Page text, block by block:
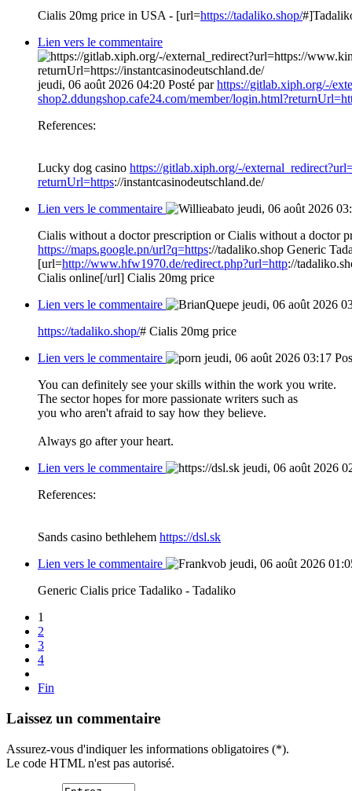
Cialis 20mg price in USA - [url=https://tadaliko.shop/
Lien vers le commentaire
jeudi, 06 août 2026 04:20 Posté parhttps://gitlab.xiph.org/-/
shop2.ddungshop.cafe24.com/member/
References:
Lucky dog casino https://gitlab.xiph.org/-/
returnUrl=https://instantcasinodeutschland.de/
Lien vers le commentaire
jeudi, 06 août 2026
Cialis without a doctor prescription or Cialis without a doctor
https://maps.google.pn/url?q=https://tadaliko.shop Generic
[url=http://www.hfw1970.de/redirect.php?url=http://
Cialis online[/url] Cialis 20mg price
Lien vers le commentaire
jeudi, 06 août 2026
https://tadaliko.shop/# Cialis 20mg price
Lien vers le commentaire
jeudi, 06 août 2026 03:17
You can definitely see your skills within the work you write.
The sector hopes for more passionate writers such as
you who aren't afraid to say how they believe.
Always go after your heart.
Lien vers le commentaire
jeudi, 06 août 2026
References:
Sands casino bethlehem https://dsl.sk
Lien vers le commentaire
jeudi, 06 août 2026
Generic Cialis price Tadaliko - Tadaliko
1
2
3
4
Fin
Laissez un commentaire
Assurez-vous d'indiquer les informations obligatoires (*).
Le code HTML n'est pas autorisé.